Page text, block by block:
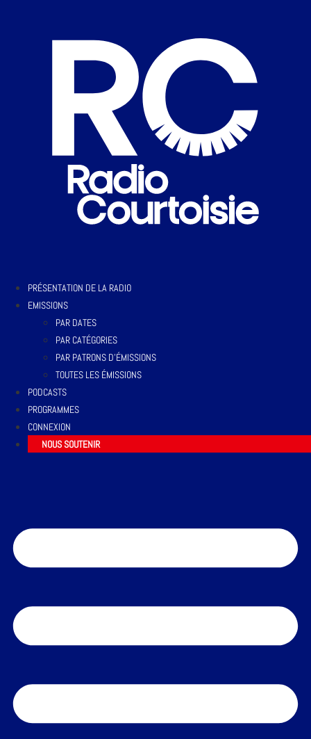
PRÉSENTATION DE LA RADIO
EMISSIONS
PAR DATES
PAR CATÉGORIES
PAR PATRONS D’ÉMISSIONS
TOUTES LES ÉMISSIONS
PODCASTS
PROGRAMMES
CONNEXION
NOUS SOUTENIR